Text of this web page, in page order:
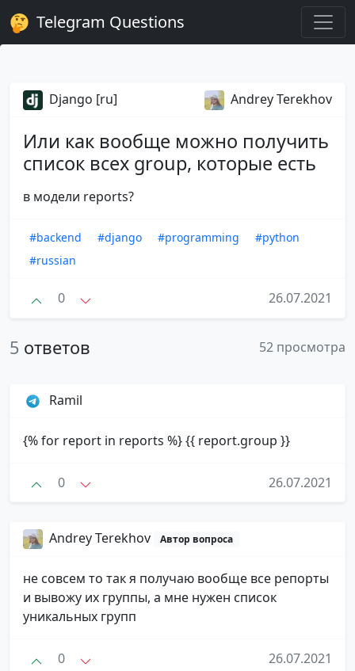
Telegram Questions
Django [ru] Andrey Terekhov
Или как вообще можно получить
список всех group, которые есть
в модели reports?
#backend #django #programming
#python
#russian
0 26.07.2021
5 ответов 52 просмотра
Ramil
{% for report in reports %} {{ report.group }}
0 26.07.2021
Andrey Terekhov Автор вопроса
не совсем то так я получаю вообще все репорты
и вывожу их группы, а мне нужен список
уникальных групп
0 26.07.2021